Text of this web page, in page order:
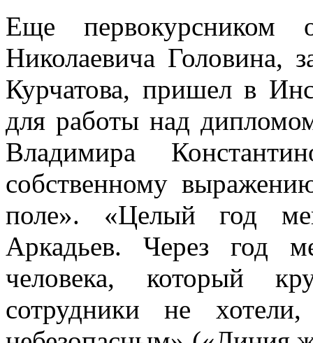
Еще
Николаевича Головина,
Курчатова, пришел в
для работы над
Владимира
собственному
поле». «Целый год
Аркадьев. Через год
человека, который
сотрудники не